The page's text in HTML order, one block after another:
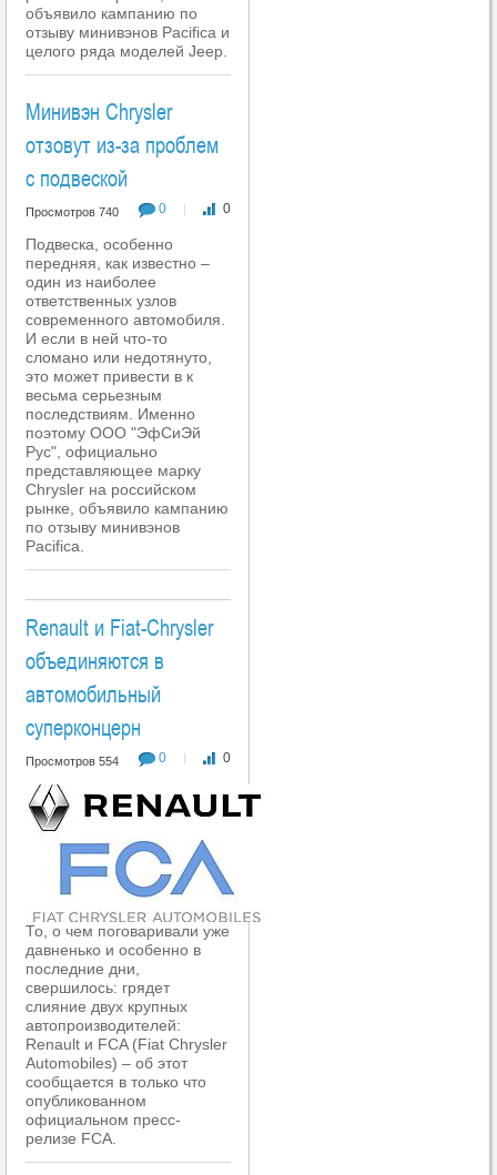
объявило кампанию по
отзыву минивэнов Pacifica и
целого ряда моделей Jeep.
Минивэн Chrysler
отзовут из-за проблем
с подвеской
0 | 0
Просмотров 740
Подвеска, особенно
передняя, как известно –
один из наиболее
ответственных узлов
современного автомобиля.
И если в ней что-то
сломано или недотянуто,
это может привести в к
весьма серьезным
последствиям. Именно
поэтому ООО "ЭфСиЭй
Рус", официально
представляющее марку
Chrysler на российском
рынке, объявило кампанию
по отзыву минивэнов
Pacifica.
Renault и Fiat-Chrysler
объединяются в
автомобильный
суперконцерн
0 | 0
Просмотров 554
То, о чем поговаривали уже
давненько и особенно в
последние дни,
свершилось: грядет
слияние двух крупных
автопроизводителей:
Renault и FCA (Fiat Chrysler
Automobiles) – об этот
сообщается в только что
опубликованном
официальном пресс-
релизе FCA.